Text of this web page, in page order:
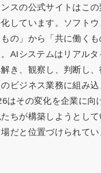
スの公式サイトはこの
しています。ソフトウ
の」から「共に働くも
AIシステムはリアルタ
き、観察し、判断し、
ビジネス業務に組み込
はその変化を企業に向
ちが構築しようとし
だと位置づけられてい